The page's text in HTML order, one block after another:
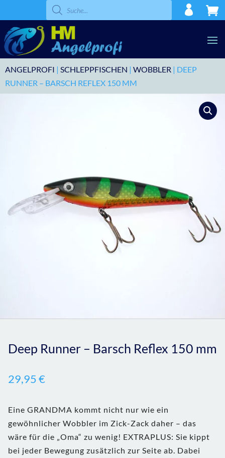
Products
search
ANGELPROFI | SCHLEPPFISCHEN | WOBBLER | DEEP
RUNNER – BARSCH REFLEX 150 MM
Deep Runner – Barsch Reflex 150 mm
29,95€
Eine GRANDMA kommt nicht nur wie ein
gewöhnlicher Wobbler im Zick-Zack daher – das
wäre für die „Oma“ zu wenig! EXTRAPLUS: Sie kippt
bei jeder Bewegung zusätzlich zur Seite ab. Dabei